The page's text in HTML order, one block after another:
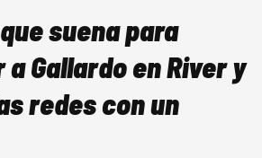
suena para
Gallardo en River y
redes con un